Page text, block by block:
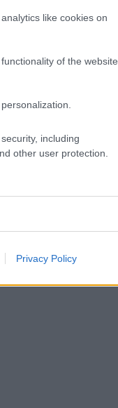
like cookies on
of the website
including
other user protection.
Privacy Policy